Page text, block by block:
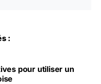
:
pour utiliser un